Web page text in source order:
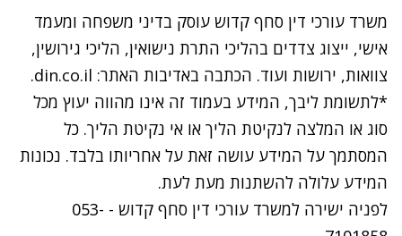
משרד עורכי דין סחף קדוש עוסק בדיני משפחה ומעמד
אישי, ייצוג צדדים בהליכי התרת נישואין, הליכי גירושין,
צוואות, ירושות ועוד. הכתבה באדיבות האתר: din.co.il
.
*לתשומת ליבך, המידע בעמוד זה אינו מהווה יעוץ מכל
סוג או המלצה לנקיטת הליך או אי נקיטת הליך. כל
המסתמך על המידע עושה זאת על אחריותו בלבד. נכונות
המידע עלולה להשתנות מעת לעת.
לפניה ישירה למשרד עורכי דין סחף קדוש - 053-